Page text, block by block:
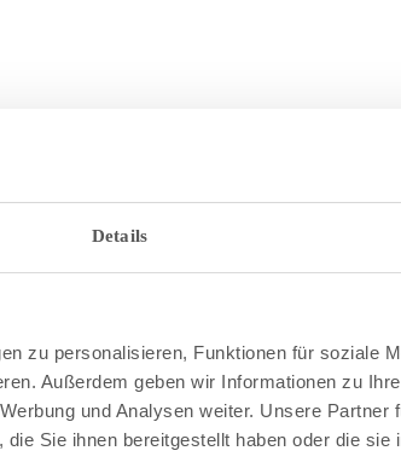
Details
zu personalisieren, Funktionen für soziale
Außerdem geben wir Informationen zu
und Analysen weiter. Unsere Partner
Sie ihnen bereitgestellt haben oder die sie
striped lounge pants.